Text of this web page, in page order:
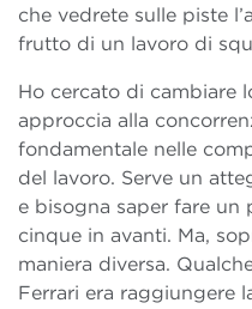
che vedrete sulle piste
frutto di un lavoro di
Ho cercato di cambiare
approccia alla
fondamentale nelle
del lavoro. Serve un
e bisogna saper fare un
cinque in avanti. Ma,
maniera diversa.
Ferrari era raggiungere